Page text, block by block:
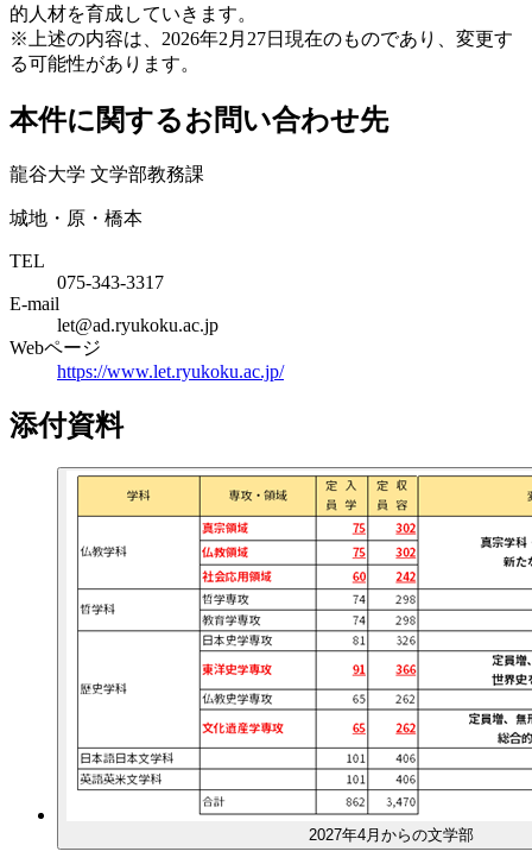
的人材を育成していきます。
※上述の内容は、2026年2月27日現在のものであり、変更す
る可能性があります。
本件に関するお問い合わせ先
龍谷大学 文学部教務課
城地・原・橋本
TEL
075-343-3317
E-mail
let@ad.ryukoku.ac.jp
Webページ
https://www.let.ryukoku.ac.jp/
添付資料
2027年4月からの文学部